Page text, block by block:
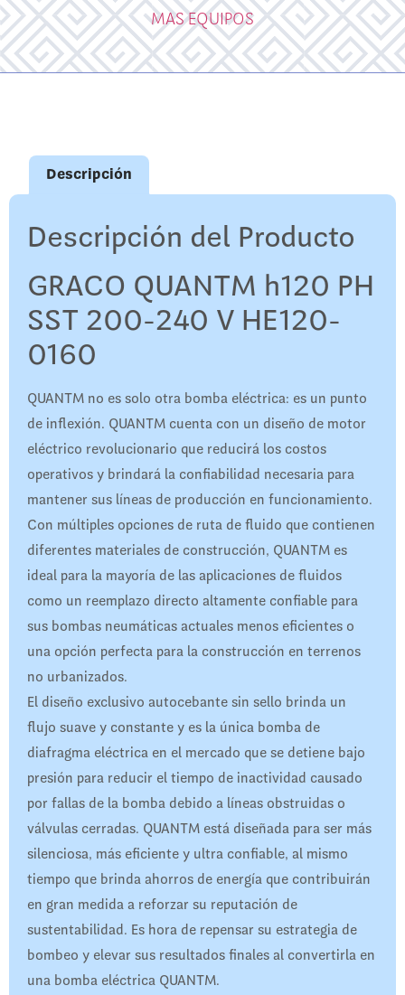
MAS EQUIPOS
Descripción
Descripción del Producto
GRACO QUANTM h120 PH
SST 200-240 V HE120-
0160
QUANTM no es solo otra bomba eléctrica: es un punto
de inflexión. QUANTM cuenta con un diseño de motor
eléctrico revolucionario que reducirá los costos
operativos y brindará la confiabilidad necesaria para
mantener sus líneas de producción en funcionamiento.
Con múltiples opciones de ruta de fluido que contienen
diferentes materiales de construcción, QUANTM es
ideal para la mayoría de las aplicaciones de fluidos
como un reemplazo directo altamente confiable para
sus bombas neumáticas actuales menos eficientes o
una opción perfecta para la construcción en terrenos
no urbanizados.
El diseño exclusivo autocebante sin sello brinda un
flujo suave y constante y es la única bomba de
diafragma eléctrica en el mercado que se detiene bajo
presión para reducir el tiempo de inactividad causado
por fallas de la bomba debido a líneas obstruidas o
válvulas cerradas. QUANTM está diseñada para ser más
silenciosa, más eficiente y ultra confiable, al mismo
tiempo que brinda ahorros de energía que contribuirán
en gran medida a reforzar su reputación de
sustentabilidad. Es hora de repensar su estrategia de
bombeo y elevar sus resultados finales al convertirla en
una bomba eléctrica QUANTM.